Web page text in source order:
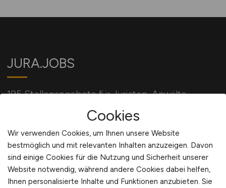
JURA.JOBS
195 Stellenangebote für Juristen, Anwälte,
Richter und alle mit Jura verbundene Berufe.
Für Arbeitgeber
Stellenanzeigen schalten
Cookies
Wir verwenden Cookies, um Ihnen unsere Website
bestmöglich und mit relevanten Inhalten anzuzeigen. Davon
sind einige Cookies für die Nutzung und Sicherheit unserer
Website notwendig, während andere Cookies dabei helfen,
Ihnen personalisierte Inhalte und Funktionen anzubieten. Sie